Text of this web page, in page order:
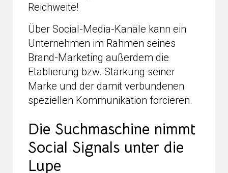
Reichweite!
Über Social-Media-Kanäle kann ein
Unternehmen im Rahmen seines
Brand-Marketing außerdem die
Etablierung bzw. Stärkung seiner
Marke und der damit verbundenen
speziellen Kommunikation forcieren.
Die Suchmaschine nimmt
Social Signals unter die
Lupe